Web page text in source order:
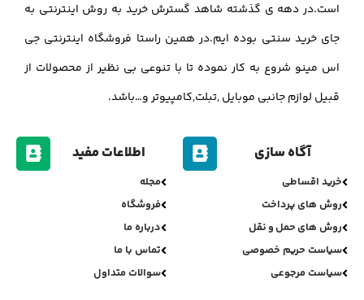
است.در دهه ی گذشته شاهد گسترش خرید به روش اینترنتی به
جای خرید سنتی بوده ایم.در همین راستا فروشگاه اینترنتی جی
اس مینو شروع به کار نموده تا با تنوعی بی نظیر از محصولات از
قبیل لوازم جانبی موبایل ,تبلت,کامپیوتر و…باشد.
آگاه سازی
خرید اقساطی
روش های پرداخت
روش های حمل و نقل
سیاست حریم خصوصی
سیاست مرجوعی
اطلاعات مفید
مجله
فروشگاه
درباره ما
تماس با ما
سوالات متداول